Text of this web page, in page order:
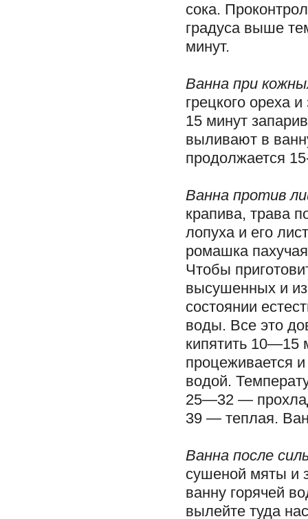
сока.
градуса выше
минут.
Ванна при
грецкого ореха
15 минут
выливают в
продолжается
Ванна против
крапива, трава
лопуха и его
ромашка
Чтобы
высушенных и
состоянии
воды. Все это
кипятить 10—15
процеживается
водой.
25—32 —
39 — теплая.
Ванна после
сушеной мяты и
ванну горячей
вылейте туда